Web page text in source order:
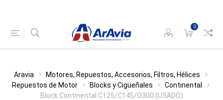
0
Aravia
Motores, Repuestos, Accesorios, Filtros, Hélices
Repuestos de Motor
Blocks y Cigüeñales
Continental
Block Continental C125/C145/O300 (USADO)